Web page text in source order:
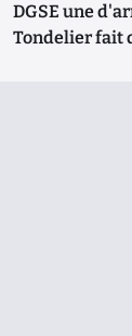
DGSE une
Tondelier fait